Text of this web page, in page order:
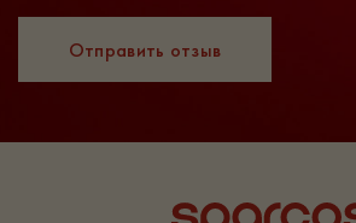
Отправить отзыв